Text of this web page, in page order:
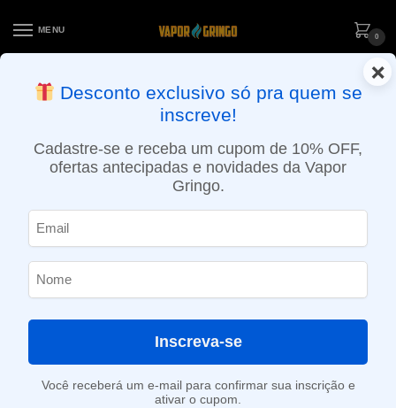
MENU
0
ENTREGA NO MESMO DIA EM SÃO PAULO (SEG A SEX): PEDIDOS
APROVADOS ATÉ 15:30 VIA MOTOBOY
×
Desconto exclusivo só pra quem se
inscreve!
Cadastre-se e receba um cupom de 10% OFF,
ofertas antecipadas e novidades da Vapor
Gringo.
Inscreva-se
Você receberá um e-mail para confirmar sua inscrição e
ativar o cupom.